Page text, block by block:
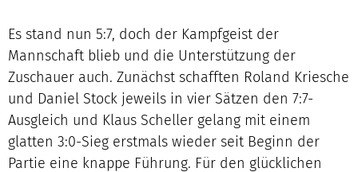
Es stand nun 5:7, doch der Kampfgeist der
Mannschaft blieb und die Unterstützung der
Zuschauer auch. Zunächst schafften Roland Kriesche
und Daniel Stock jeweils in vier Sätzen den 7:7-
Ausgleich und Klaus Scheller gelang mit einem
glatten 3:0-Sieg erstmals wieder seit Beginn der
Partie eine knappe Führung. Für den glücklichen